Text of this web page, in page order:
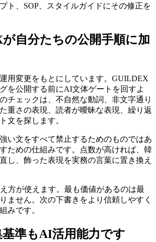
ト、SOP、スタイルガイドにその修正を
自分たちの公開手順に加
用変更をもとにしています。GUILDEX
を公開する前にAI文体ゲートを回すよ
チェックは、不自然な動詞、非文字通り
重さの表現、読者が曖昧な表現、繰り返
文を探します。
い文をすべて禁止するためのものではあ
ための仕組みです。点数が高ければ、韓
し、飾った表現を実務の言葉に置き換え
方が使えます。最も価値があるのは最
ません。次の下書きをより信頼しやすく
みです。
基準もAI活用能力です